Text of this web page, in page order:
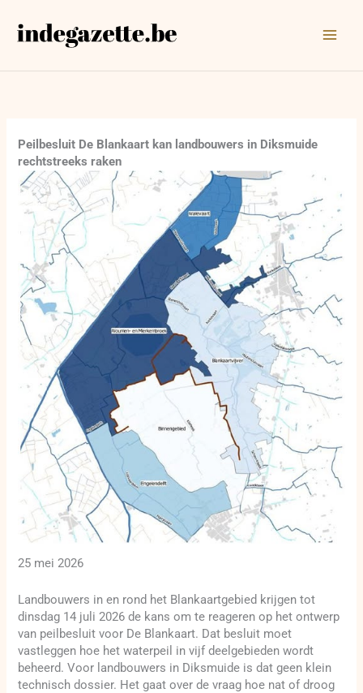
naar
Peilbesluit De Blankaart kan landbouwers in Diksmuide
rechtstreeks raken
25 mei 2026
Landbouwers in en rond het Blankaartgebied krijgen tot
dinsdag 14 juli 2026 de kans om te reageren op het ontwerp
van peilbesluit voor De Blankaart. Dat besluit moet
vastleggen hoe het waterpeil in vijf deelgebieden wordt
beheerd. Voor landbouwers in Diksmuide is dat geen klein
technisch dossier. Het gaat over de vraag hoe nat of droog